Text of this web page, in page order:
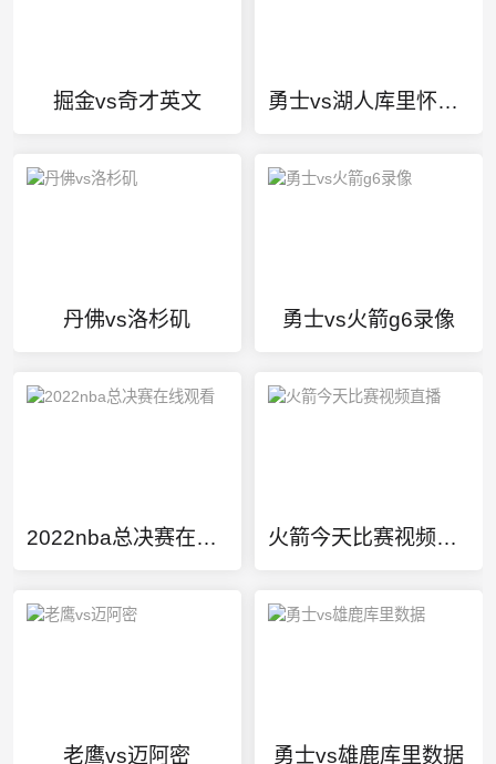
掘金vs奇才英文 勇士vs湖人库里怀斯曼
丹佛vs洛杉矶 勇士vs火箭g6录像
2022nba总决赛在线观看 火箭今天比赛视频直播
老鹰vs迈阿密 勇士vs雄鹿库里数据